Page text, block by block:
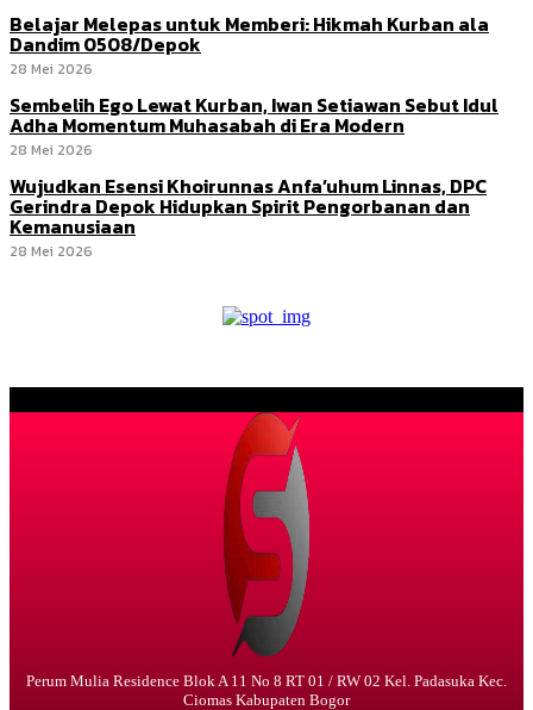
Belajar Melepas untuk Memberi: Hikmah Kurban ala
Dandim 0508/Depok
28 Mei 2026
Sembelih Ego Lewat Kurban, Iwan Setiawan Sebut Idul
Adha Momentum Muhasabah di Era Modern
28 Mei 2026
Wujudkan Esensi Khoirunnas Anfa’uhum Linnas, DPC
Gerindra Depok Hidupkan Spirit Pengorbanan dan
Kemanusiaan
28 Mei 2026
Perum Mulia Residence Blok A 11 No 8 RT 01 / RW 02 Kel. Padasuka Kec.
Ciomas Kabupaten Bogor